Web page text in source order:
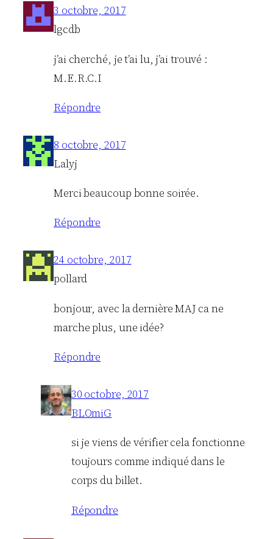
3 octobre, 2017
lgcdb
j’ai cherché, je t’ai lu, j’ai trouvé :
M.E.R.C.I
Répondre
8 octobre, 2017
Lalyj
Merci beaucoup bonne soirée.
Répondre
24 octobre, 2017
pollard
bonjour, avec la dernière MAJ ca ne
marche plus, une idée?
Répondre
30 octobre, 2017
BLOmiG
si je viens de vérifier cela fonctionne
toujours comme indiqué dans le
corps du billet.
Répondre